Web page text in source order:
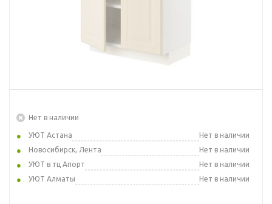
Нет в наличии
УЮТ Астана
Нет в наличии
Новосибирск, Лента
Нет в наличии
УЮТ в тц Апорт
Нет в наличии
УЮТ Алматы
Нет в наличии